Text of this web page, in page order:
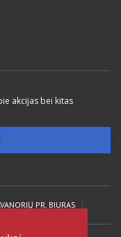
akcijas bei kitas
PR. BIURAS